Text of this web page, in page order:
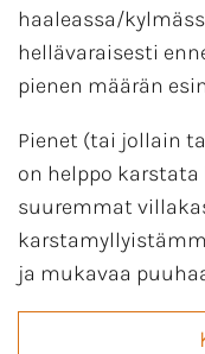
haaleassa/
hellävaraisesti
pienen määrän
Pienet (tai jollain
on helppo
suuremmat
ja mukavaa